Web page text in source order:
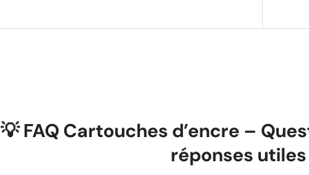
💡 FAQ Cartouches d’encre –
réponses utiles